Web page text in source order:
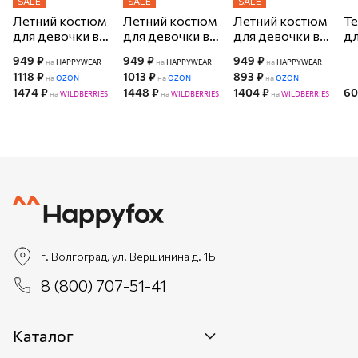
Летний костюм
для девочки в
Happyfox
949 ₽ на HAPPYWEAR
1118 ₽ наOZON
1474 ₽ наWILDBERRIES
Летний костюм
для девочки в
Happyfox
949 ₽ на HAPPYWEAR
1013 ₽ наOZON
1448 ₽ наWILDBERRIES
Летний костюм
для девочки в
Happyfox
949 ₽ на HAPPYWEAR
893 ₽ наOZON
1404 ₽ наWILDBERRIES
г. Волгоград, ул. Вершинина д. 1Б
8 (800) 707-51-41
Каталог